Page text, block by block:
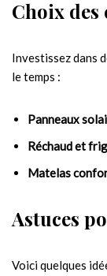
Choix des
Investissez dans
le temps :
Panneaux
Réchaud et
Matelas
Astuces
Voici quelques